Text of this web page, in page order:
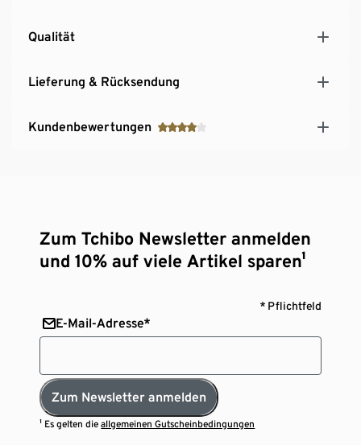
Qualität
Lieferung & Rücksendung
Kundenbewertungen
Zum Tchibo Newsletter anmelden
und 10% auf viele Artikel sparen¹
* Pflichtfeld
E-Mail-Adresse*
Zum Newsletter anmelden
¹ Es gelten dieallgemeinen Gutscheinbedingungen